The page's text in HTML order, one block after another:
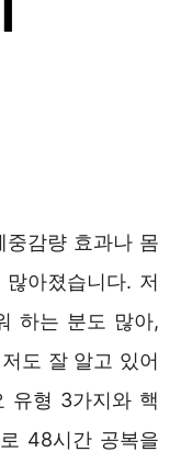
감량 효과나 몸
아졌습니다. 저
하는 분도 많아,
도 잘 알고 있어
유형 3가지와 핵
48시간 공복을